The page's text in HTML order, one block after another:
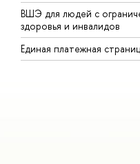
ВШЭ для людей с
здоровья и инвалидов
Единая платежная